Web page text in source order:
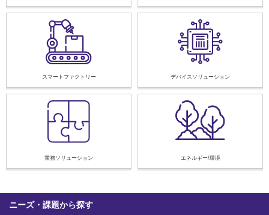
スマートファクトリー デバイスソリューション
業務ソリューション エネルギー/環境
ニーズ・課題から探す